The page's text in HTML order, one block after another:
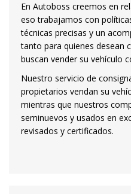
En Autoboss creemos en
eso trabajamos con
técnicas precisas y un
tanto para quienes desean
buscan vender su vehículo
Nuestro servicio de
propietarios vendan su
mientras que nuestros
seminuevos y usados en
revisados y certificados.